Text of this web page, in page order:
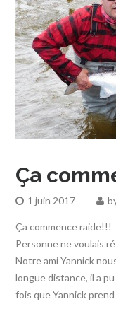
Ça
1 juin 2017
Ça commence raide!!!
Personne ne voulais
Notre ami Yannick
longue distance, il a
fois que Yannick